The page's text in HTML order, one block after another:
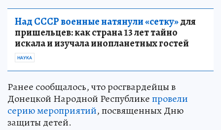
Над СССР военные натянули «сетку»для
пришельцев: как страна 13 лет тайно
искала и изучала инопланетных гостей
НАУКА
Ранее сообщалось, что росгвардейцы в
Донецкой Народной Республикепровели
серию мероприятий, посвященных Дню
защиты детей.